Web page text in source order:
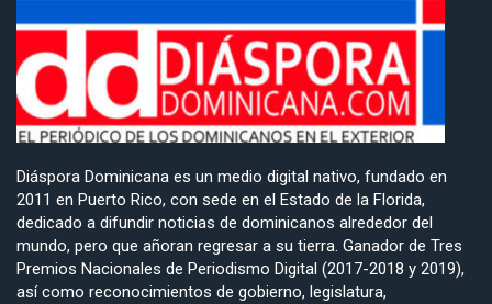
Diáspora Dominicana es un medio digital nativo, fundado en
2011 en Puerto Rico, con sede en el Estado de la Florida,
dedicado a difundir noticias de dominicanos alrededor del
mundo, pero que añoran regresar a su tierra. Ganador de Tres
Premios Nacionales de Periodismo Digital (2017-2018 y 2019),
así como reconocimientos de gobierno, legislatura,